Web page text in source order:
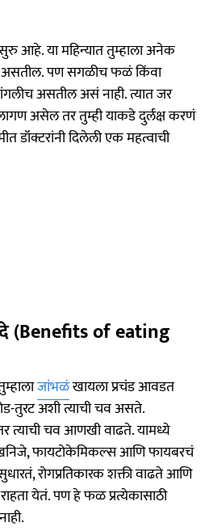
आहे. या महिन्यात तुम्हाला अनेक
असतील. पण सगळीच फळं किंवा
असतील असं नाही. त्यात जर
असेल तर तुम्ही याकडे दुर्लक्ष करणं
डॉक्टरांनी दिलेली एक महत्वाची
(Benefits of eating
जांभळंखायला प्रचंड आवडत
तुरट अशी त्याची चव असते.
त्याची चव आणखी वाढते. यामध्ये
फायटोकेमिकल्स आणि फायबरचं
रोगप्रतिकारक शक्ती वाढते आणि
राहता येतं. पण हे फळ प्रत्येकासाठी